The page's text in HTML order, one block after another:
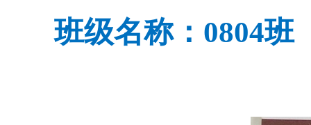
班级名称：